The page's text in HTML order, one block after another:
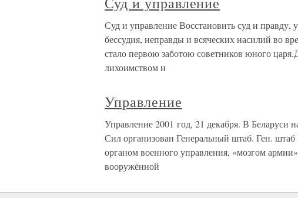
Суд и управление Восстановить суд и
бессудия, неправды и всяческих насилий во
стало первою заботою советников юного
лихоимством и
Управление
Управление 2001 год, 21 декабря. В
Сил организован Генеральный штаб. Ген.
органом военного управления, «мозгом
вооружённой